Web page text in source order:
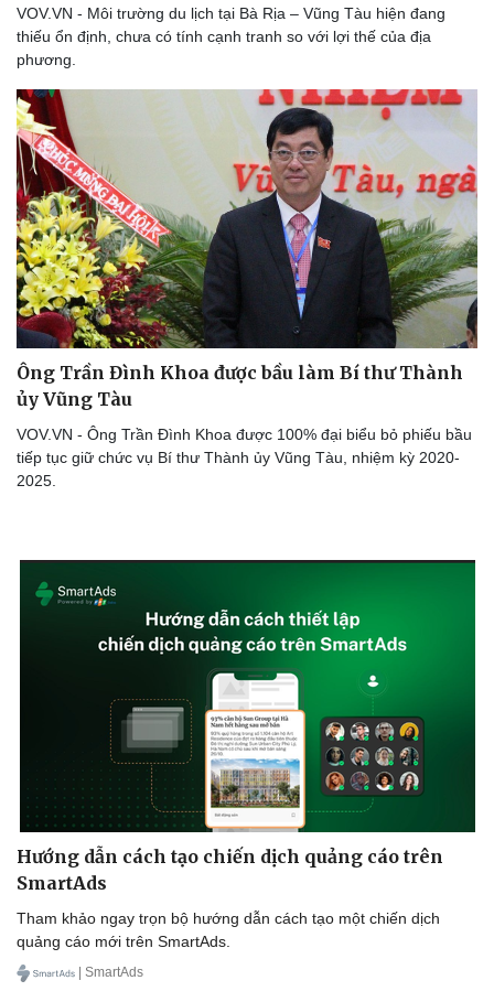
Thể thao
Bóng đá
Lịch thi đấu bóng đá
Thế giới thể thao
eSports
Ô tô - Xe máy
Xe máy
Tư vấn
VOV.VN - Môi trường du lịch tại Bà Rịa – Vũng Tàu hiện đang
thiếu ổn định, chưa có tính cạnh tranh so với lợi thế của địa
phương.
Ông Trần Đình Khoa được bầu làm Bí thư Thành
ủy Vũng Tàu
VOV.VN - Ông Trần Đình Khoa được 100% đại biểu bỏ phiếu bầu
tiếp tục giữ chức vụ Bí thư Thành ủy Vũng Tàu, nhiệm kỳ 2020-
2025.
Hướng dẫn cách tạo chiến dịch quảng cáo trên
SmartAds
Tham khảo ngay trọn bộ hướng dẫn cách tạo một chiến dịch
quảng cáo mới trên SmartAds.
| SmartAds